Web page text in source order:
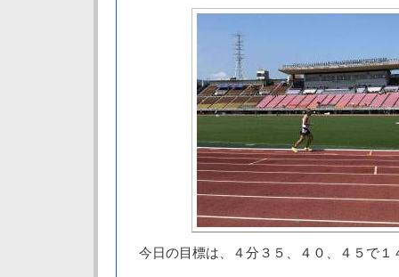
今日の目標は、４分３５、４０、４５で１